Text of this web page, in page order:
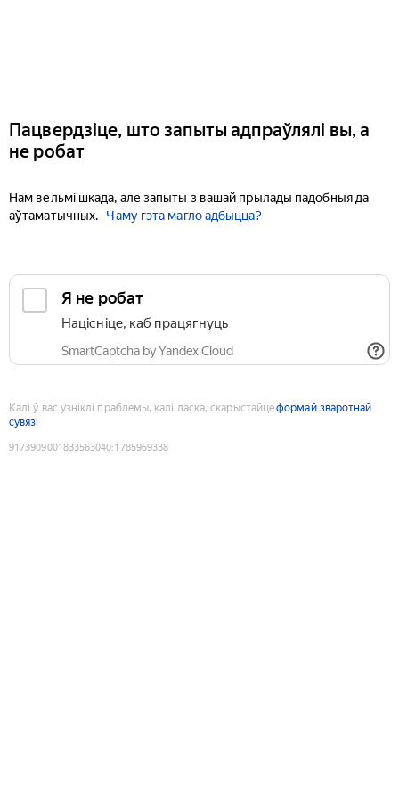
Пацвердзіце, што запыты адпраўлялі вы, а
не робат
Нам вельмі шкада, але запыты з вашай прылады падобныя да
аўтаматычных.
Чаму гэта магло адбыцца?
Я не робат
Націсніце, каб працягнуць
SmartCaptcha by Yandex Cloud
Калі ў вас узніклі праблемы, калі ласка, скарыстайцеформай зваротнай
сувязі
9173909001833563040:1785969338